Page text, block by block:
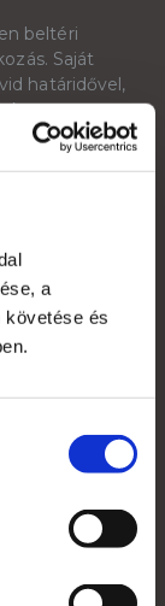
a
követése és
beltéri
Saját
határidővel,